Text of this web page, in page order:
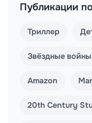
Публикации
Триллер
Звёздные войны
Amazon
20th Century